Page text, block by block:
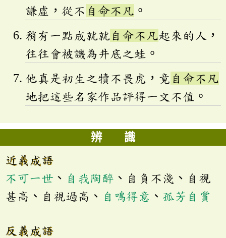
謙虛，從不 自命不凡 。
稍有一點成就就 自命不凡起來的人，
往往會被譏為井底之蛙。
他真是初生之犢不畏虎，竟 自命不凡
地把這些名家作品評得一文不值。
辨 識
近義成語
不可一世 、 自我陶醉 、自負不淺、自視
甚高、自視過高、 自鳴得意 、 孤芳自賞
反義成語